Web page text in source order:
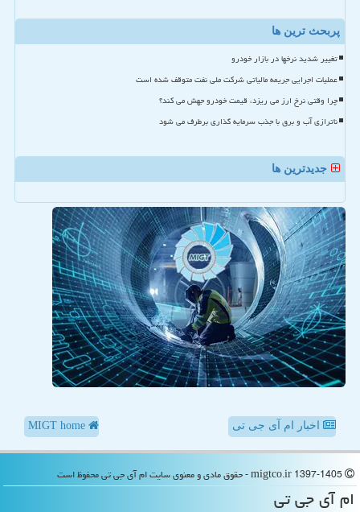
پربحث ترین ها
تغییر شدید نرخها در بازار خودرو
عملیات اجرایی جریمه مالیاتی شرکت ملی نفت متوقف شده است
چرا وقتی نرخ ارز می ریزد، قیمت خودرو جهش می کند؟
ناترازی آب و برق با جذب سرمایه گذاری برطرف می شود
جدیدترین ها
اخبار ام آی جی تی
ام آی جی تی